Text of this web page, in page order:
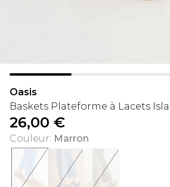
Oasis
Baskets Plateforme à Lacets
26,00 €
Couleur: Marron